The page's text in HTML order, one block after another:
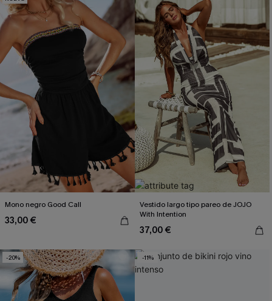
Mono negro Good Call
33,00 €
Vestido largo tipo pareo de JOJO
With Intention
37,00 €
-20% -11%